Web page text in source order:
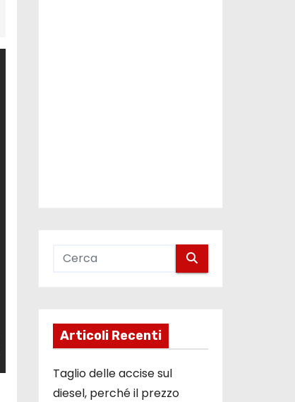
Articoli Recenti
Taglio delle accise sul
diesel, perché il prezzo